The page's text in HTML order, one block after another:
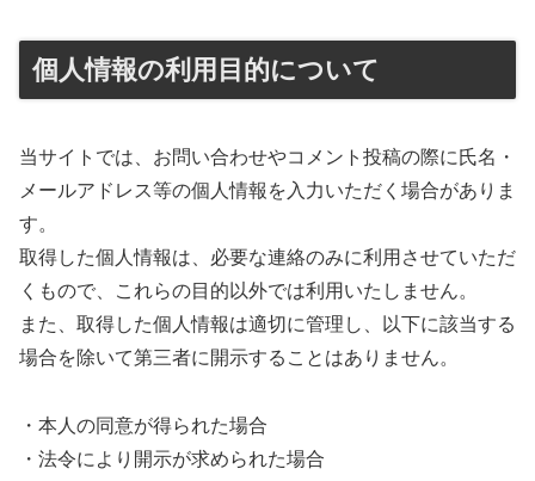
個人情報の利用目的について
当サイトでは、お問い合わせやコメント投稿の際に氏名・
メールアドレス等の個人情報を入力いただく場合がありま
す。
取得した個人情報は、必要な連絡のみに利用させていただ
くもので、これらの目的以外では利用いたしません。
また、取得した個人情報は適切に管理し、以下に該当する
場合を除いて第三者に開示することはありません。
・本人の同意が得られた場合
・法令により開示が求められた場合